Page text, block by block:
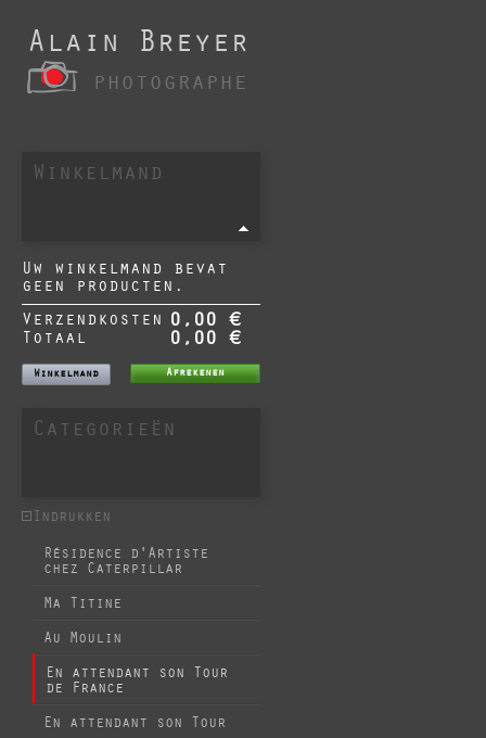
Alain Breyer
photographe
Winkelmand
Uw winkelmand bevat
geen producten.
Verzendkosten 0,00 €
Totaal 0,00 €
Winkelmand Afrekenen
Categorieën
Indrukken
Résidence d'Artiste
chez Caterpillar
Ma Titine
Au Moulin
En attendant son Tour
de France
En attendant son Tour